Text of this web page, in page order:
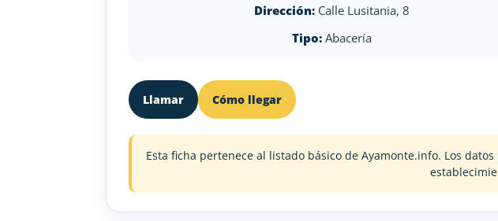
Dirección: Calle Lusitania, 8
Tipo: Abacería
Llamar Cómo llegar
Esta ficha pertenece al listado básico de Ayamonte.info. Los